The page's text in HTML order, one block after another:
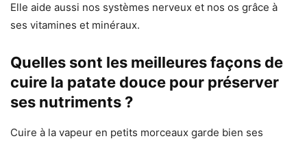
Elle aide aussi nos systèmes nerveux et nos os grâce à
ses vitamines et minéraux.
Quelles sont les meilleures façons de
cuire la patate douce pour préserver
ses nutriments ?
Cuire à la vapeur en petits morceaux garde bien ses